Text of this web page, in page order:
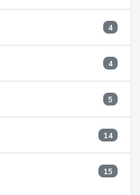
4
4
5
14
15